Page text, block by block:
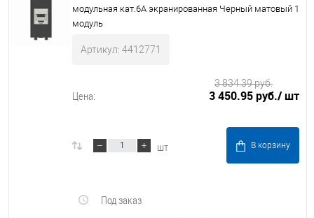
модульная кат.6А экранированная Черный матовый 1
модуль
Артикул: 4412771
Цена: 3 450.95 руб./ шт
3 834.39 руб.
шт В корзину
Под заказ